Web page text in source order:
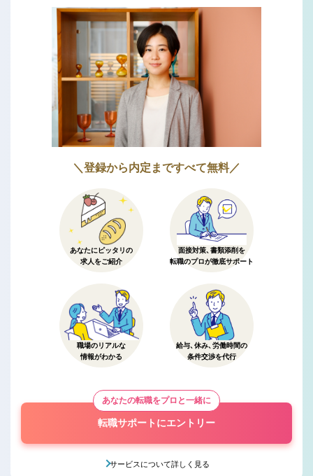
＼登録から内定まですべて無料／
あなたにピッタリの
求人をご紹介
面接対策、書類添削を
転職のプロが徹底サポート
職場のリアルな
情報がわかる
給与、休み、労働時間の
条件交渉を代行
あなたの転職をプロと一緒に
転職サポートにエントリー
サービスについて詳しく見る